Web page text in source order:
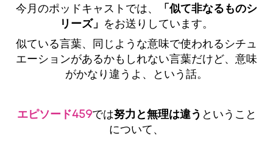
今月のポッドキャストでは、
「似て非なるものシ
リーズ」 をお送りしています。
似ている言葉、同じような意味で使われるシチュ
エーションがあるかもしれない言葉だけど、意味
がかなり違うよ、という話。
エピソード459では努力と無理は違う ということ
について、